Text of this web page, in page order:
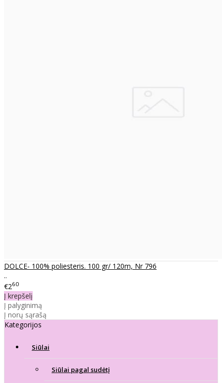
DOLCE- 100% poliesteris. 100 gr/ 120m, Nr 796
..
€260
Į krepšelį
Į palyginimą
Į norų sąrašą
Kategorijos
Siūlai
Siūlai pagal sudėtį